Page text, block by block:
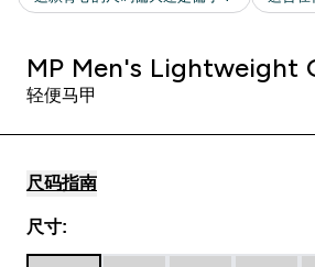
MP Men's Lightweight
轻便马甲
尺码指南
尺寸: